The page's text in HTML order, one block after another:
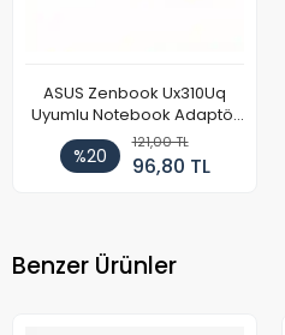
ASUS Zenbook Ux310Uq
Uyumlu Notebook Adaptör
DC Power Kablosu
%20
121,00 TL
96,80 TL
Benzer Ürünler